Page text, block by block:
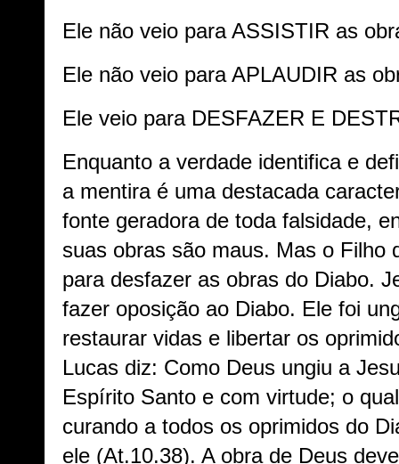
Ele não veio para ASSISTIR as
Ele não veio para APLAUDIR as
Ele veio para DESFAZER E
Enquanto a verdade identifica e
a mentira é uma destacada
fonte geradora de toda falsidade,
suas obras são maus. Mas o Filho
para desfazer as obras do Diabo.
fazer oposição ao Diabo. Ele foi
restaurar vidas e libertar os
Lucas diz: Como Deus ungiu a
Espírito Santo e com virtude; o
curando a todos os oprimidos do
ele (At.10.38). A obra de Deus